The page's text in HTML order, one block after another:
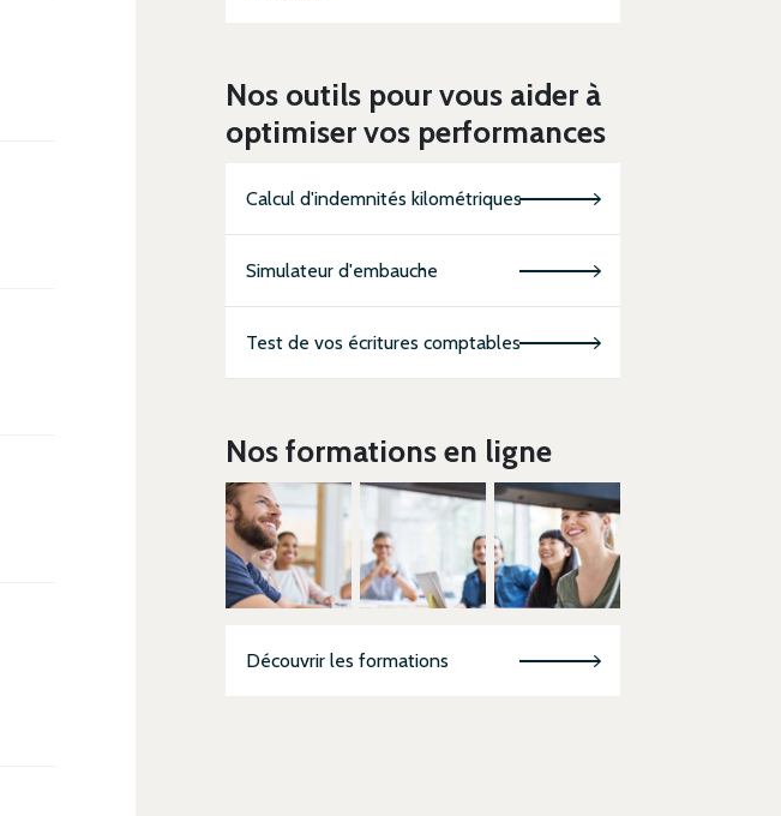
Nos outils pour vous aider à
optimiser vos performances
Calcul d'indemnités kilométriques
Simulateur d'embauche
Test de vos écritures comptables
Nos formations en ligne
Découvrir les formations